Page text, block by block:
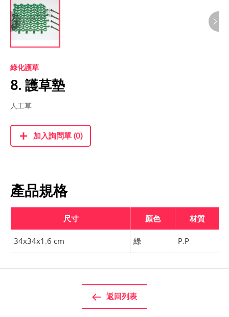
綠化護草
8. 護草墊
人工草
加入詢問單 (0)
產品規格
尺寸 顏色 材質
34x34x1.6 cm 綠 P.P
返回列表